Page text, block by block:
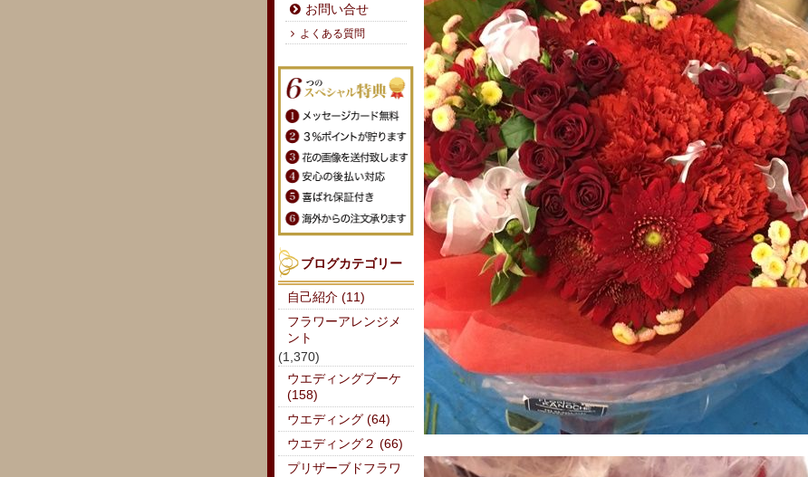
お問い合せ
よくある質問
ブログカテゴリー
自己紹介 (11)
フラワーアレンジメ
ント
(1,370)
ウエディングブーケ
(158)
ウエディング (64)
ウエディング２ (66)
プリザーブドフラワ